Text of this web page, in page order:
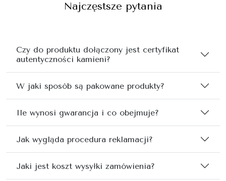
Najczęstsze pytania
Czy do produktu dołączony jest certyfikat
autentyczności kamieni?
W jaki sposób są pakowane produkty?
Ile wynosi gwarancja i co obejmuje?
Jak wygląda procedura reklamacji?
Jaki jest koszt wysyłki zamówienia?